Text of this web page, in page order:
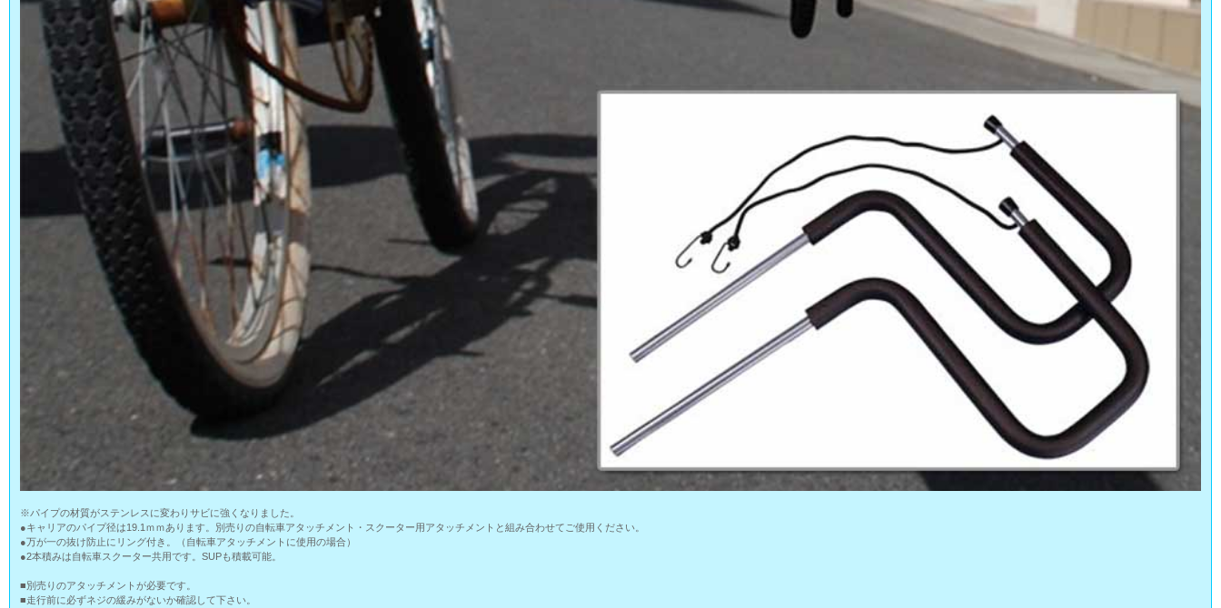
※パイプの材質がステンレスに変わりサビに強くなりました。
●キャリアのパイプ径は19.1ｍｍあります。別売りの自転車アタッチメント・スクーター用アタッチメントと組み合わせてご使用ください。
●万が一の抜け防止にリング付き。（自転車アタッチメントに使用の場合）
●2本積みは自転車スクーター共用です。SUPも積載可能。
■別売りのアタッチメントが必要です。
■走行前に必ずネジの緩みがないか確認して下さい。